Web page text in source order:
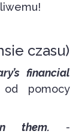
czasu)
financial
pomocy
them. -